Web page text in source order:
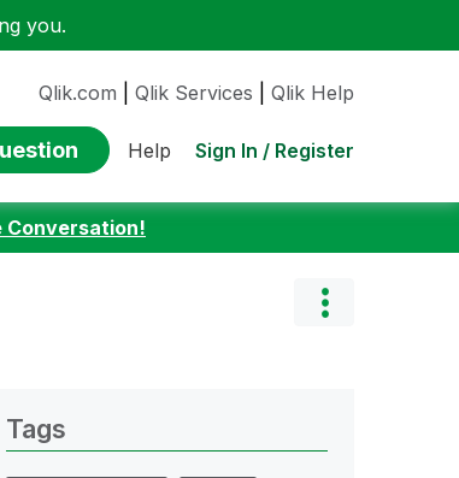
you.
Qlik.com Qlik Services Qlik Help
Help Sign In / Register
Conversation!
Tags